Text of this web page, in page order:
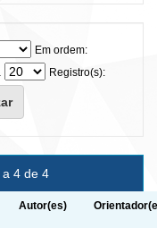
Em ordem:
Registro(s):
4 de 4
Autor(es)